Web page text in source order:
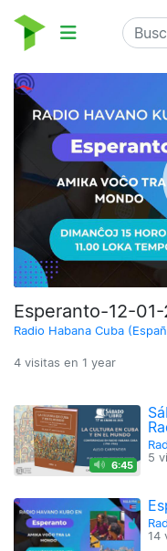
Esperanto-12-
Radio Habana Cuba
4 visitas en 1 year
6:45
5
14